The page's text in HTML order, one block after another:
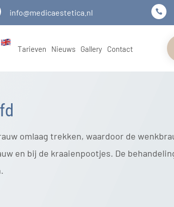
info@medicaestetica.nl 
Tarieven Nieuws Gallery Contact
omlaag trekken, waardoor de
en bij de kraaienpootjes. De